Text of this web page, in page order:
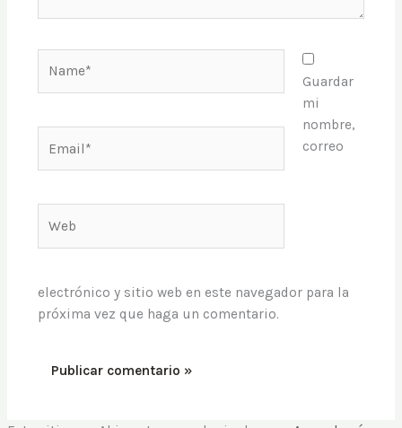
Guardar
mi
nombre,
correo
electrónico y sitio web en este navegador para la
próxima vez que haga un comentario.